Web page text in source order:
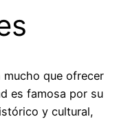
que ofrecer
es famosa por su
y cultural,